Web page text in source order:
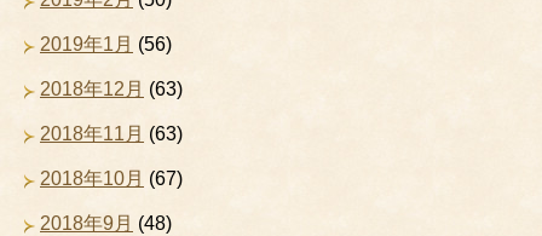
2019年1月 (56)
2018年12月 (63)
2018年11月 (63)
2018年10月 (67)
2018年9月 (48)